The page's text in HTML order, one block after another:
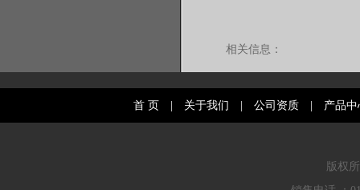
相关信息：
首 页 关于我们 公司资质 产品中
版权